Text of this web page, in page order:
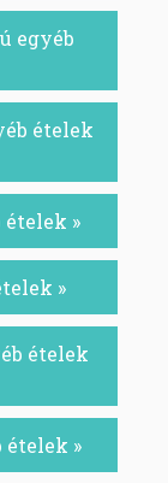
egyéb
ételek
»
»
ételek
ételek »